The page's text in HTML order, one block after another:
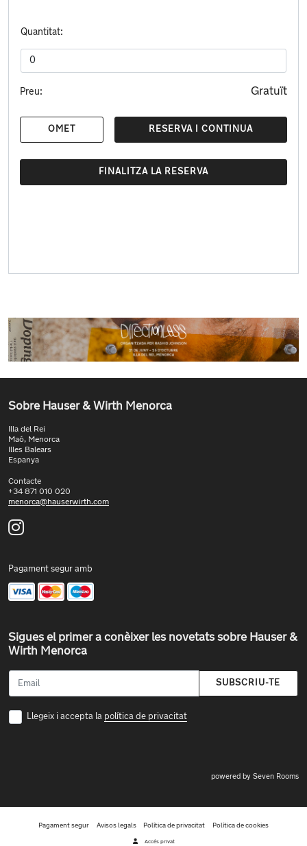
Quantitat:
Preu: Gratuït
OMET RESERVA I CONTINUA
FINALITZA LA RESERVA
Sobre Hauser & Wirth Menorca
Illa del Rei
Maó, Menorca
Illes Balears
Espanya
Contacte
+34 871 010 020
menorca@hauserwirth.com
Pagament segur amb
Sigues el primer a conèixer les novetats sobre Hauser &
Wirth Menorca
SUBSCRIU-TE
Llegeix i accepta la política de privacitat
powered by Seven Rooms
Pagament segur Avisos legals Política de privacitat Política de cookies
Accés privat